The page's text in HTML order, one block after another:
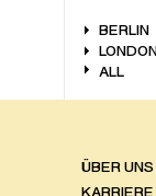
BERLIN
ALL
ÜBER UNS
KARRIERE